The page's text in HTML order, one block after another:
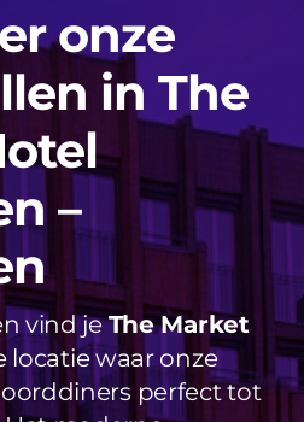
onze
in The
–
vind jeThe Market
locatie waar onze
perfect tot